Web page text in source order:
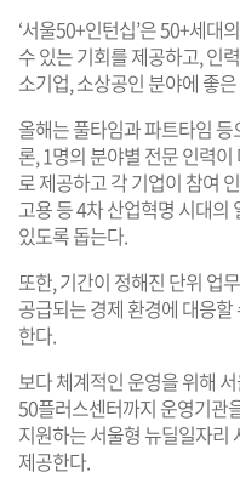
‘서울50+인턴십’은 50+세대
수 있는 기회를 제공하고, 인
소기업, 소상공인 분야에 좋
올해는 풀타임과 파트타임
론, 1명의 분야별 전문 인력
로 제공하고 각 기업이 참여
고용 등 4차 산업혁명 시대의
있도록 돕는다.
또한, 기간이 정해진 단위 업
공급되는 경제 환경에 대응
한다.
보다 체계적인 운영을 위해
50플러스센터까지 운영기관
지원하는 서울형 뉴딜일자리
제공한다.